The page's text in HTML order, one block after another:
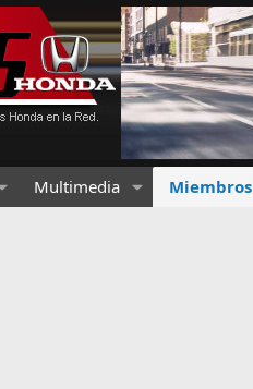
Multimedia Miembros